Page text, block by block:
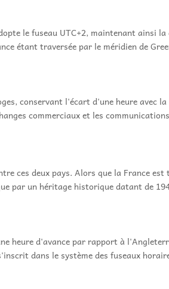
le fuseau UTC+2, maintenant ainsi la
étant traversée par le méridien de
conservant l'écart d'une heure avec
commerciaux et les communications
ces deux pays. Alors que la France est
par un héritage historique datant de
heure d'avance par rapport à
dans le système des fuseaux